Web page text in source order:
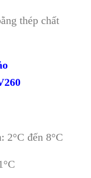
ằng thép chất
2°C đến 8°C
°C